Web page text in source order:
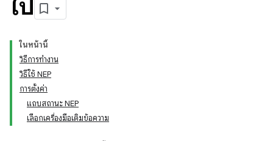
ไป
ในหน้านี้
วิธีการทำงาน
วิธีใช้ NEP
การตั้งค่า
แถบสถานะ NEP
เลือกเครื่องมือเติมข้อความ